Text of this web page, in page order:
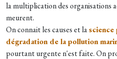
la multiplication des organisations
meurent.
On connait les causes et lascience
dégradation de la pollution
pourtant urgente n'est faite. On